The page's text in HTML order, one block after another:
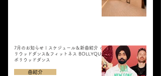
7月のお知らせ | スケジュール＆新曲紹介 ボ
リウッドダンス&フィットネス BOLLYQUE
ボリウッドダンス
曲紹介